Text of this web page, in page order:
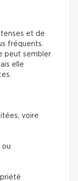
et de
fréquents.
peut sembler
elle
voire
ou